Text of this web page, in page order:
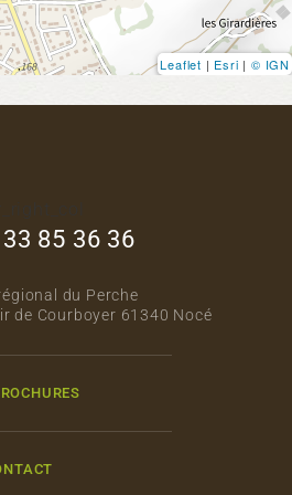
Leaflet | Esri | © IGN
85 36 36
du Perche
de Courboyer 61340 Nocé